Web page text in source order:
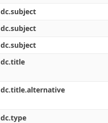
dc.subject
dc.subject
dc.subject
dc.title
dc.title.alternative
dc.type